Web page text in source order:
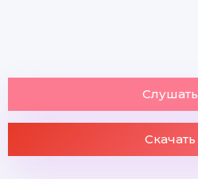
Слушать
Скачать